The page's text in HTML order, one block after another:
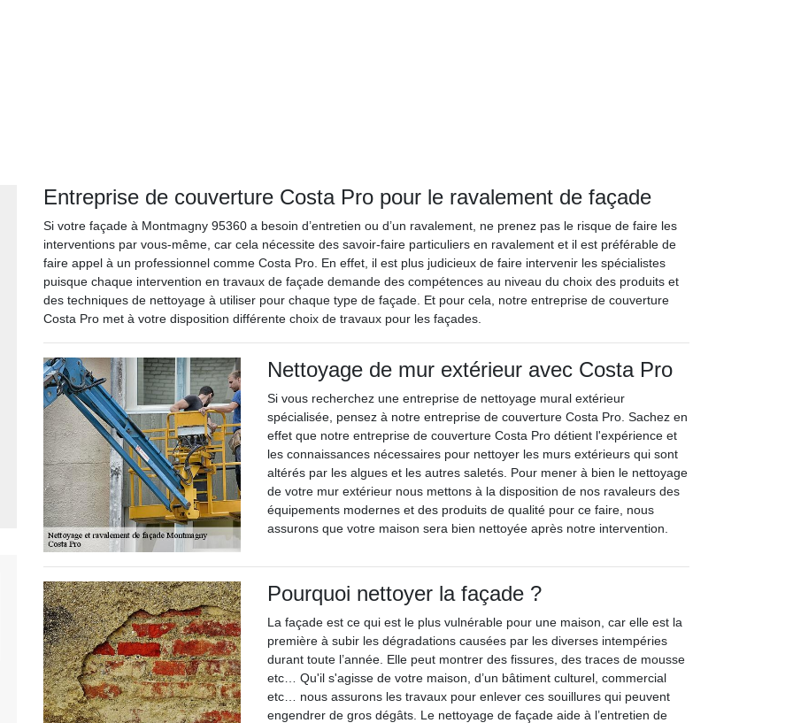
Entreprise de couverture Costa Pro pour le ravalement de façade
Si votre façade à Montmagny 95360 a besoin d’entretien ou d’un ravalement, ne prenez pas le risque de faire les
interventions par vous-même, car cela nécessite des savoir-faire particuliers en ravalement et il est préférable de
faire appel à un professionnel comme Costa Pro. En effet, il est plus judicieux de faire intervenir les spécialistes
puisque chaque intervention en travaux de façade demande des compétences au niveau du choix des produits et
des techniques de nettoyage à utiliser pour chaque type de façade. Et pour cela, notre entreprise de couverture
Costa Pro met à votre disposition différente choix de travaux pour les façades.
Nettoyage de mur extérieur avec Costa Pro
Si vous recherchez une entreprise de nettoyage mural extérieur
spécialisée, pensez à notre entreprise de couverture Costa Pro. Sachez en
effet que notre entreprise de couverture Costa Pro détient l'expérience et
les connaissances nécessaires pour nettoyer les murs extérieurs qui sont
altérés par les algues et les autres saletés. Pour mener à bien le nettoyage
de votre mur extérieur nous mettons à la disposition de nos ravaleurs des
équipements modernes et des produits de qualité pour ce faire, nous
assurons que votre maison sera bien nettoyée après notre intervention.
Pourquoi nettoyer la façade ?
La façade est ce qui est le plus vulnérable pour une maison, car elle est la
première à subir les dégradations causées par les diverses intempéries
durant toute l’année. Elle peut montrer des fissures, des traces de mousse
etc… Qu'il s'agisse de votre maison, d’un bâtiment culturel, commercial
etc… nous assurons les travaux pour enlever ces souillures qui peuvent
engendrer de gros dégâts. Le nettoyage de façade aide à l’entretien de